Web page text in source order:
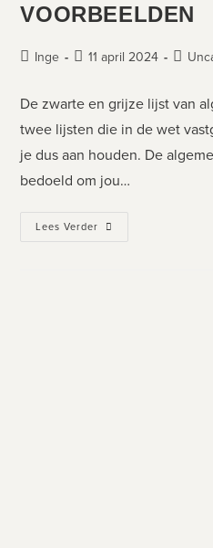
VOORBEELDEN
Inge 11 april 2024
De zwarte en grijze lijst van
twee lijsten die in de wet
je dus aan houden. De
bedoeld om jou…
Lees Verder